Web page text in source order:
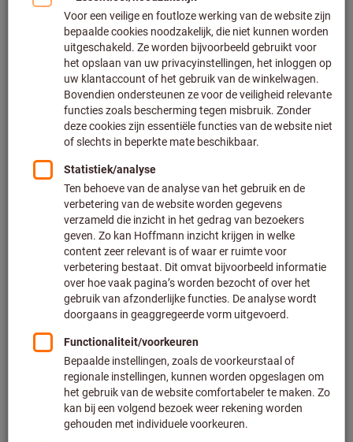
Klik om de afbeelding te vergroten
Prijs per 1 Stuk
Excl. verzendkosten
Klantspecifieke prijzen voor zakelijke klanten na